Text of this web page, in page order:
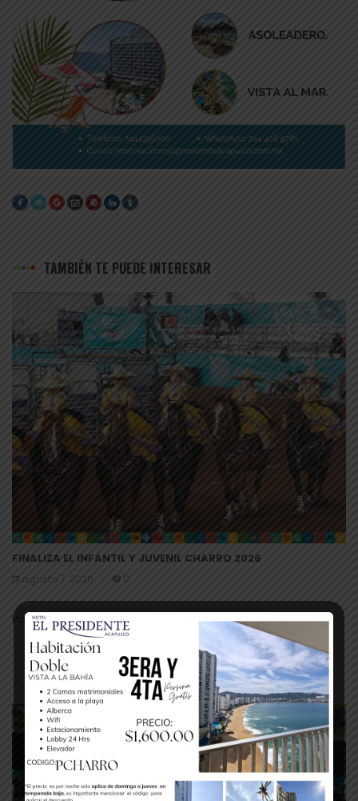
TAMBIÉN TE PUEDE INTERESAR
FINALIZA EL INFANTIL Y JUVENIL CHARRO 2026
agosto 7, 2026 0
Por Ramón González Barbet ramongonzalezbarbet@hotmail
Leer Más